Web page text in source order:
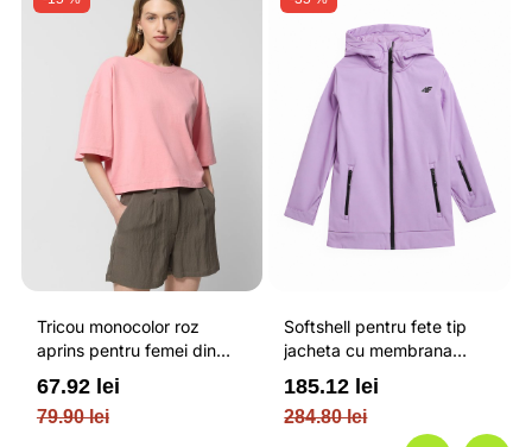
Tricou monocolor roz
aprins pentru femei din
bumbac si cu croiala boxy
OUTHORN
79.90 lei
67.92 lei
Softshell pentru fete tip
jacheta cu membrana
impermeabila NEODRY 5
000 si permis de schi roz /
4F JUNIOR
284.80 lei
185.12 lei